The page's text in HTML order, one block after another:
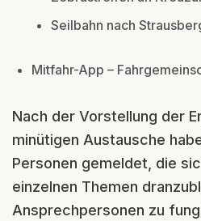
Seilbahn nach
Mitfahr-App –
Nach der Vorstellung der
minütigen Austausche
Personen gemeldet, die
einzelnen Themen
Ansprechpersonen zu